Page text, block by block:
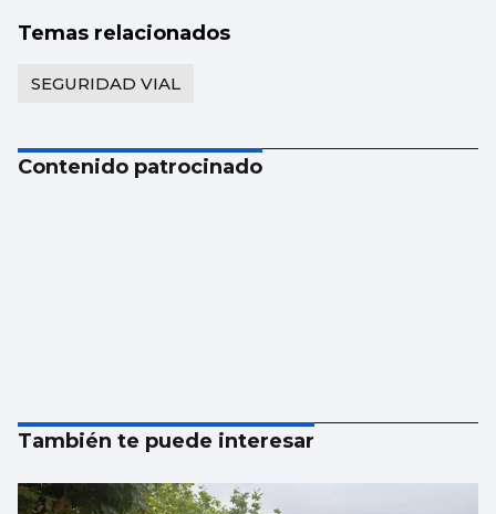
Temas relacionados
SEGURIDAD VIAL
Contenido patrocinado
También te puede interesar